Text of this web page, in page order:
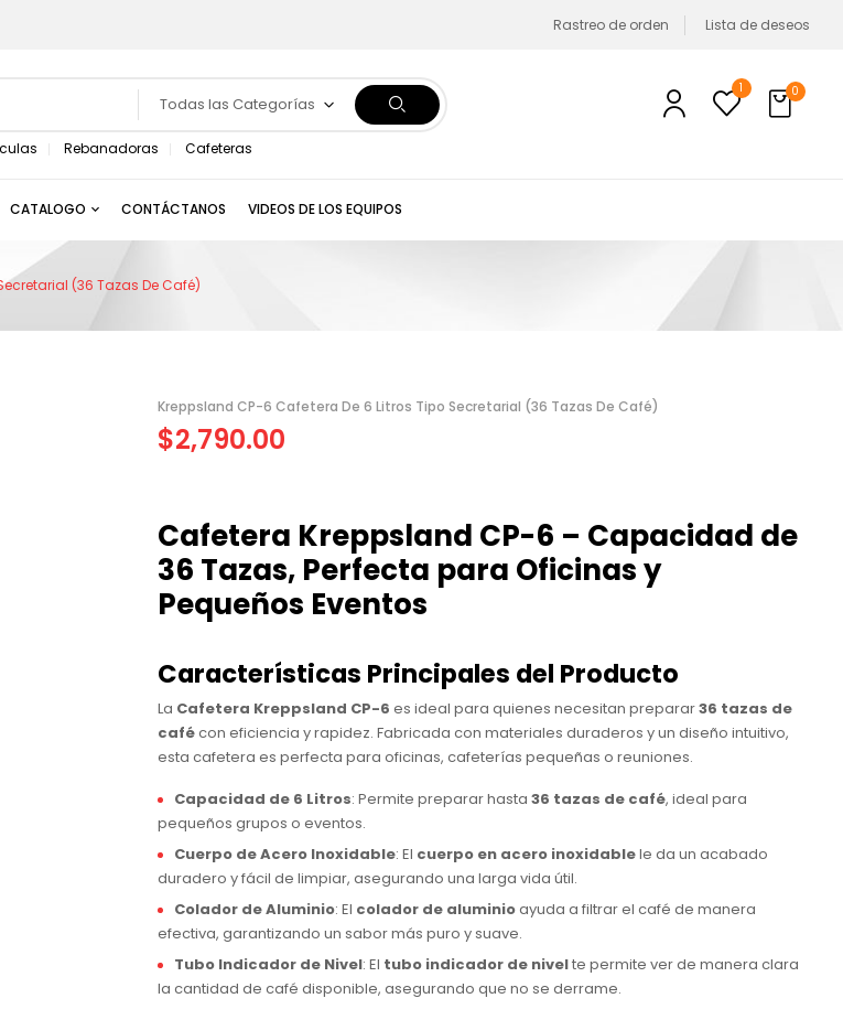
Rastreo de orden Lista de deseos
Todas las Categorías
Rebanadoras Cafeteras
1 0
CATALOGO CONTÁCTANOS VIDEOS DE LOS EQUIPOS
(36 Tazas De Café)
Kreppsland CP-6 Cafetera De 6 Litros Tipo Secretarial (36 Tazas De Café)
$2,790.00
Cafetera Kreppsland CP-6 – Capacidad de
36 Tazas, Perfecta para Oficinas y
Pequeños Eventos
Características Principales del Producto
La Cafetera Kreppsland CP-6 es ideal para quienes necesitan preparar36 tazas de
cafécon eficiencia y rapidez. Fabricada con materiales duraderos y un diseño intuitivo,
esta cafetera es perfecta para oficinas, cafeterías pequeñas o reuniones.
Capacidad de 6 Litros: Permite preparar hasta 36 tazas de café, ideal para
pequeños grupos o eventos.
Cuerpo de Acero Inoxidable: El cuerpo en acero inoxidablele da un acabado
duradero y fácil de limpiar, asegurando una larga vida útil.
Colador de Aluminio: El colador de aluminioayuda a filtrar el café de manera
efectiva, garantizando un sabor más puro y suave.
Tubo Indicador de Nivel: El tubo indicador de nivelte permite ver de manera clara
la cantidad de café disponible, asegurando que no se derrame.